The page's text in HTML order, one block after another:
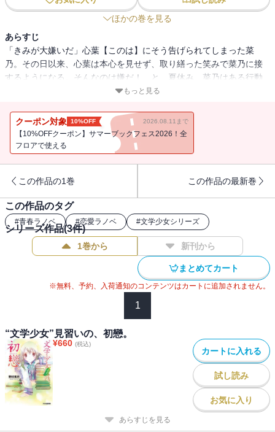
ほかの巻を見る
あらすじ
「きみが大嫌いだ」心葉【このは】にそう告げられてしまった菜
乃。その日以来、心葉は本心を見せず、取り繕った笑みで菜乃に接
するようになる。そんなのは嫌だ！ と、夏休み、菜乃はある行動
に出るが・・・・・・。傷心の夏が過ぎ、秋。文化祭に向け賑わう
少女。彼女に関わる中で、菜乃は彼女の、そして心葉やななせ、皆
が様々に心に抱える闇と光を見つめることになる。もうひとつの“文
学少女”の物語、第2弾!!
もっと見る
クーポン対象 10%OFF 2026.08.11まで
【10%OFFクーポン】サマーブックフェス2026！全
フロアで使える
この作品の1巻 この作品の最新巻
この作品のタグ
#青春ラノベ #恋愛ラノベ #文学少女シリーズ
シリーズ作品(3件)
1巻から 新刊から
まとめてカート
※無料、予約、入荷通知のコンテンツはカートに追加されません。
1
“文学少女”見習いの、初戀。
¥660 (税込)
カートに入れる
試し読み
お気に入り
あらすじを見る